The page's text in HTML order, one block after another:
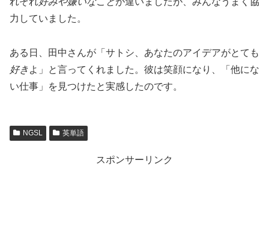
力していました。
ある日、田中さんが「サトシ、あなたのアイデアがとても
好きよ」と言ってくれました。彼は笑顔になり、「他にな
い仕事」を見つけたと実感したのです。
NGSL 英単語
スポンサーリンク